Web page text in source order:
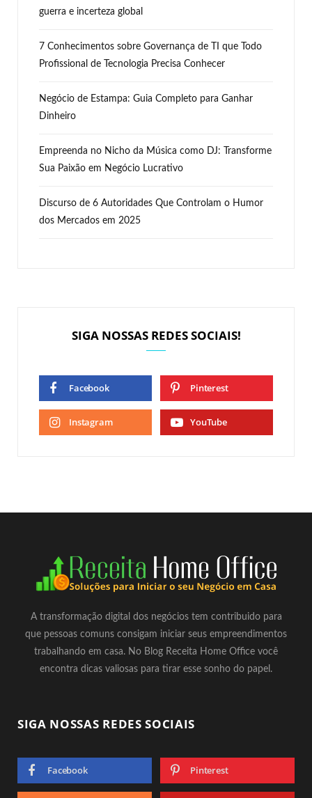
guerra e incerteza global
7 Conhecimentos sobre Governança de TI que Todo
Profissional de Tecnologia Precisa Conhecer
Negócio de Estampa: Guia Completo para Ganhar
Dinheiro
Empreenda no Nicho da Música como DJ: Transforme
Sua Paixão em Negócio Lucrativo
Discurso de 6 Autoridades Que Controlam o Humor
dos Mercados em 2025
SIGA NOSSAS REDES SOCIAIS!
Facebook Pinterest
Instagram YouTube
A transformação digital dos negócios tem contribuido para
que pessoas comuns consigam iniciar seus empreendimentos
trabalhando em casa. No Blog Receita Home Office você
encontra dicas valiosas para tirar esse sonho do papel.
SIGA NOSSAS REDES SOCIAIS
Facebook Pinterest